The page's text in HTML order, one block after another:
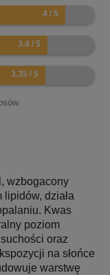
wzbogacony
działa
Kwas
poziom
oraz
na słońce
warstwę